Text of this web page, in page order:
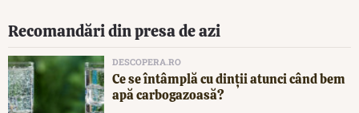
Recomandări din presa de azi
DESCOPERA.RO
Ce se întâmplă cu dinții atunci când bem
apă carbogazoasă?